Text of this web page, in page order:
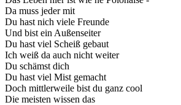
Da muss jeder mit
Du hast nich viele Freunde
Und bist ein Außenseiter
Du hast viel Scheiß gebaut
Ich weiß da auch nicht weiter
Du schämst dich
Du hast viel Mist gemacht
Doch mittlerweile bist du ganz cool
Die meisten wissen das